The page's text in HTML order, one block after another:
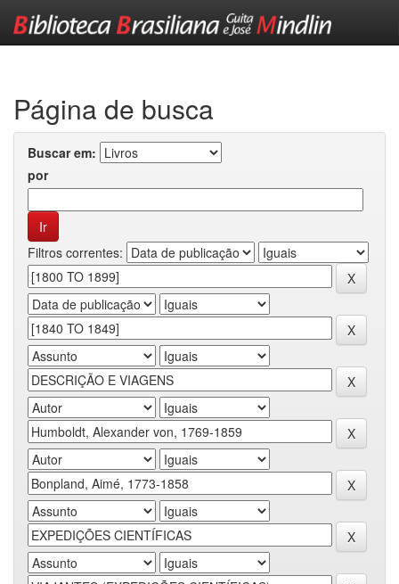
Página de busca
Buscar em:
por
Filtros correntes: